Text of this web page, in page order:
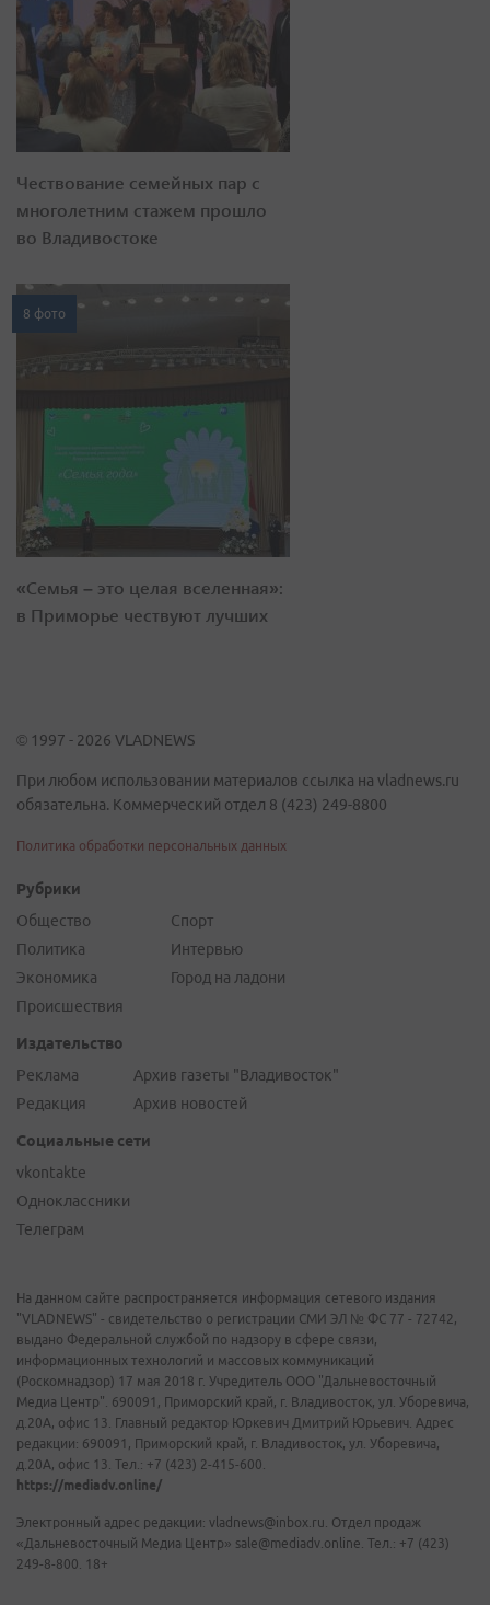
Чествование семейных пар с
многолетним стажем прошло
во Владивостоке
8 фото
«Семья – это целая вселенная»:
в Приморье чествуют лучших
© 1997 - 2026 VLADNEWS
При любом использовании материалов ссылка на vladnews.ru
обязательна. Коммерческий отдел 8 (423) 249-8800
Политика обработки персональных данных
Рубрики
Общество
Политика
Экономика
Происшествия
Спорт
Интервью
Город на ладони
Издательство
Реклама
Редакция
Архив газеты "Владивосток"
Архив новостей
Социальные сети
vkontakte
Одноклассники
Телеграм
На данном сайте распространяется информация сетевого издания
"VLADNEWS" - свидетельство о регистрации СМИ ЭЛ № ФС 77 - 72742,
выдано Федеральной службой по надзору в сфере связи,
информационных технологий и массовых коммуникаций
(Роскомнадзор) 17 мая 2018 г. Учредитель ООО "Дальневосточный
Медиа Центр". 690091, Приморский край, г. Владивосток, ул. Уборевича,
д.20А, офис 13. Главный редактор Юркевич Дмитрий Юрьевич. Адрес
редакции: 690091, Приморский край, г. Владивосток, ул. Уборевича,
д.20А, офис 13. Тел.: +7 (423) 2-415-600.
https://mediadv.online/
Электронный адрес редакции: vladnews@inbox.ru. Отдел продаж
«Дальневосточный Медиа Центр» sale@mediadv.online. Тел.: +7 (423)
249-8-800. 18+